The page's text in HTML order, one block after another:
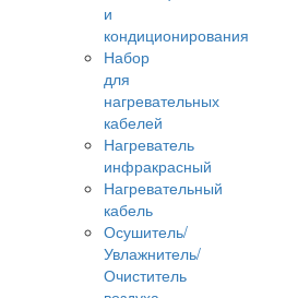
и
кондиционирования
Набор
для
нагревательных
кабелей
Нагреватель
инфракрасный
Нагревательный
кабель
Осушитель/
Увлажнитель/
Очиститель